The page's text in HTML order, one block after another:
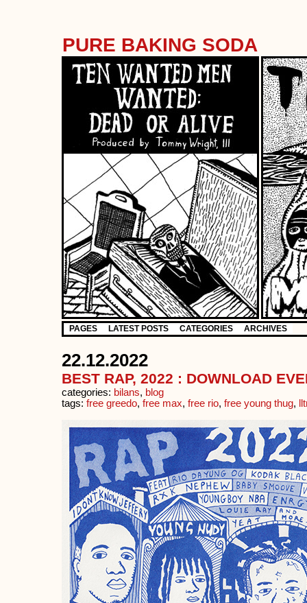
PURE BAKING SODA
PAGES LATEST POSTS CATEGORIES ARCHIVES
22.12.2022
BEST RAP, 2022 : DOWNLOAD
categories: bilans, blog
tags: free greedo, free max, free rio, free young thug,